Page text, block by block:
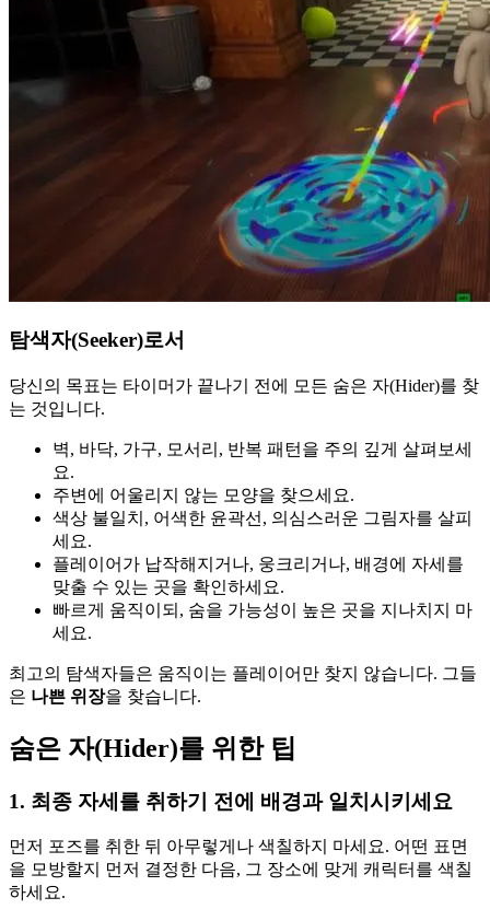
탐색자(Seeker)로서
당신의 목표는 타이머가 끝나기 전에 모든 숨은 자(Hider)를 찾
는 것입니다.
벽, 바닥, 가구, 모서리, 반복 패턴을 주의 깊게 살펴보세
요.
주변에 어울리지 않는 모양을 찾으세요.
색상 불일치, 어색한 윤곽선, 의심스러운 그림자를 살피
세요.
플레이어가 납작해지거나, 웅크리거나, 배경에 자세를
맞출 수 있는 곳을 확인하세요.
빠르게 움직이되, 숨을 가능성이 높은 곳을 지나치지 마
세요.
최고의 탐색자들은 움직이는 플레이어만 찾지 않습니다. 그들
은 나쁜 위장을 찾습니다.
숨은 자(Hider)를 위한 팁
1. 최종 자세를 취하기 전에 배경과 일치시키세요
먼저 포즈를 취한 뒤 아무렇게나 색칠하지 마세요. 어떤 표면
을 모방할지 먼저 결정한 다음, 그 장소에 맞게 캐릭터를 색칠
하세요.